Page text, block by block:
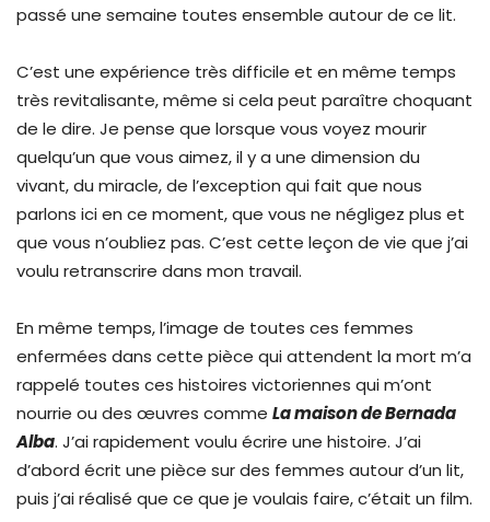
passé une semaine toutes ensemble autour de ce lit.
C’est une expérience très difficile et en même temps
très revitalisante, même si cela peut paraître choquant
de le dire. Je pense que lorsque vous voyez mourir
quelqu’un que vous aimez, il y a une dimension du
vivant, du miracle, de l’exception qui fait que nous
parlons ici en ce moment, que vous ne négligez plus et
que vous n’oubliez pas. C’est cette leçon de vie que j’ai
voulu retranscrire dans mon travail.
En même temps, l’image de toutes ces femmes
enfermées dans cette pièce qui attendent la mort m’a
rappelé toutes ces histoires victoriennes qui m’ont
nourrie ou des œuvres comme La maison de Bernada
Alba. J’ai rapidement voulu écrire une histoire. J’ai
d’abord écrit une pièce sur des femmes autour d’un lit,
puis j’ai réalisé que ce que je voulais faire, c’était un film.